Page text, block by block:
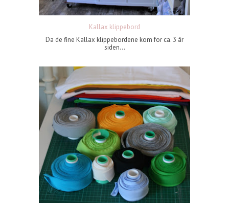
Kallax klippebord
Da de fine Kallax klippebordene kom for ca. 3 år
siden...